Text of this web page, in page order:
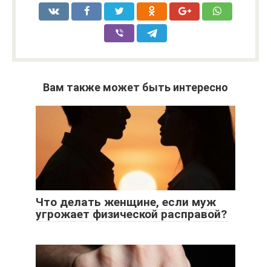
Вам также может быть интересно
Что делать женщине, если муж
угрожает физической расправой?